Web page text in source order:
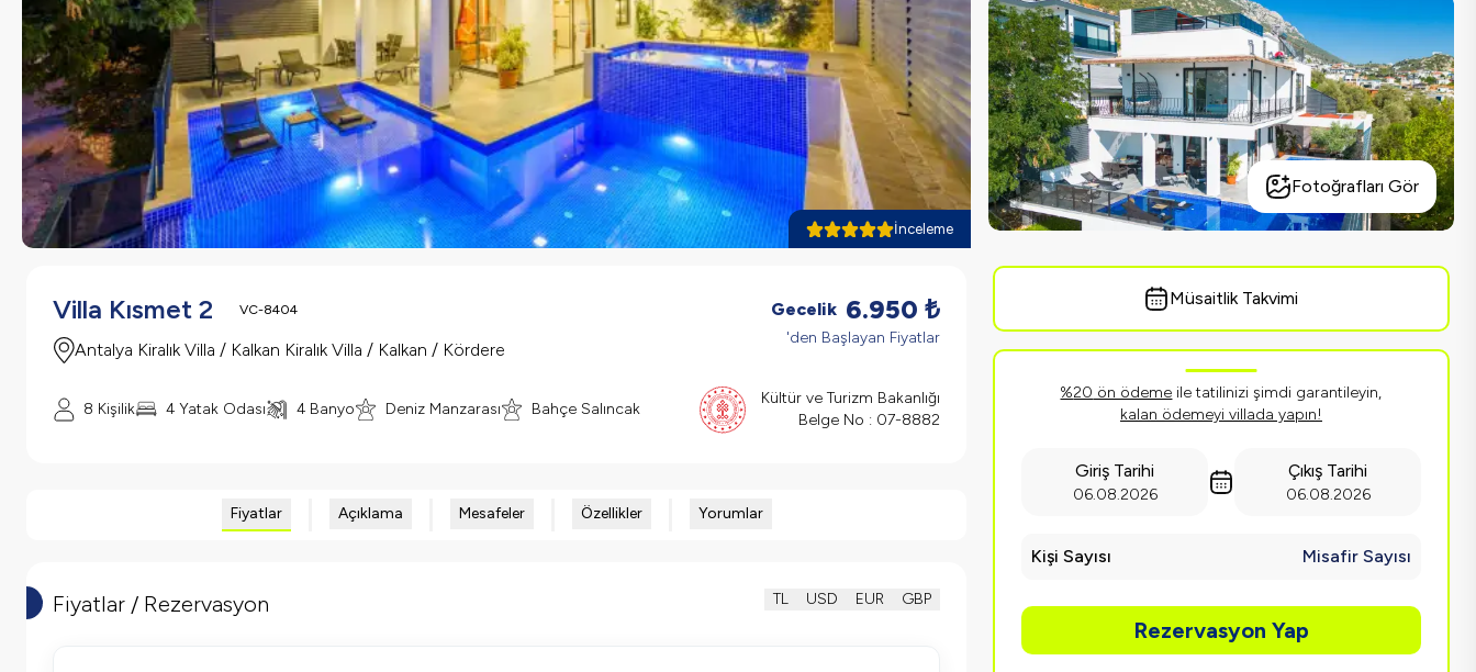
İnceleme
Fotoğrafları Gör
Villa Kısmet 2 VC-8404
Antalya Kiralık Villa / Kalkan Kiralık Villa / Kalkan / Kördere
Gecelik 6.950 ₺
'den Başlayan Fiyatlar
8 Kişilik 4 Yatak Odası 4 Banyo Deniz Manzarası Bahçe Salıncak
Kültür ve Turizm Bakanlığı
Belge No : 07-8882
Fiyatlar Açıklama Mesafeler Özellikler Yorumlar
Fiyatlar / Rezervasyon TL USD EUR GBP
Müsaitlik Takvimi
%20 ön ödeme ile tatilinizi şimdi garantileyin,
kalan ödemeyi villada yapın!
Giriş Tarihi
06.08.2026
Çıkış Tarihi
06.08.2026
Kişi Sayısı Misafir Sayısı
Rezervasyon Yap